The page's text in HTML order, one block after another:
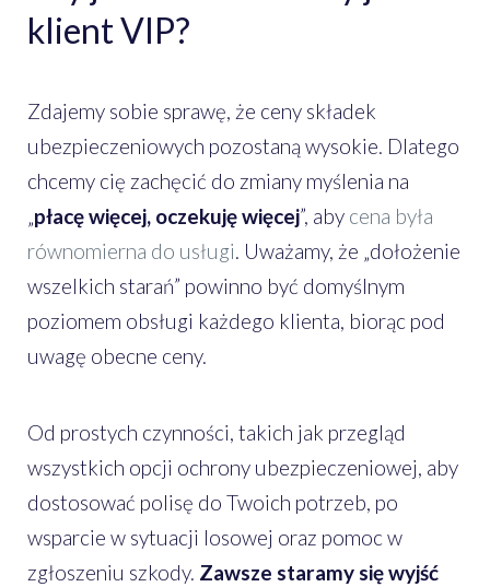
klient VIP?
Zdajemy sobie sprawę, że ceny składek
ubezpieczeniowych pozostaną wysokie. Dlatego
chcemy cię zachęcić do zmiany myślenia na
„płacę więcej, oczekuję więcej”, aby cena była
równomierna do usługi. Uważamy, że „dołożenie
wszelkich starań” powinno być domyślnym
poziomem obsługi każdego klienta, biorąc pod
uwagę obecne ceny.
Od prostych czynności, takich jak przegląd
wszystkich opcji ochrony ubezpieczeniowej, aby
dostosować polisę do Twoich potrzeb, po
wsparcie w sytuacji losowej oraz pomoc w
zgłoszeniu szkody. Zawsze staramy się wyjść